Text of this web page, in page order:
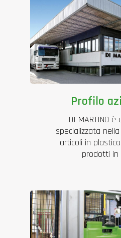
Profilo
DI MARTINO
specializzata
articoli in
prodotti in